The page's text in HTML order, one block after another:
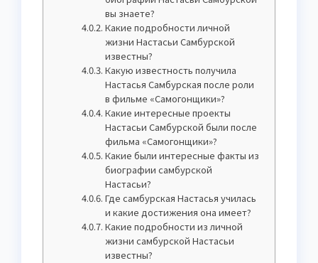
вы знаете?
Какие подробности личной
жизни Настасьи Самбурской
известны?
Какую известность получила
Настасья Самбурская после роли
в фильме «Самогонщики»?
Какие интересные проекты
Настасьи Самбурской были после
фильма «Самогонщики»?
Какие были интересные факты из
биографии самбурской
Настасьи?
Где самбурская Настасья училась
и какие достижения она имеет?
Какие подробности из личной
жизни самбурской Настасьи
известны?